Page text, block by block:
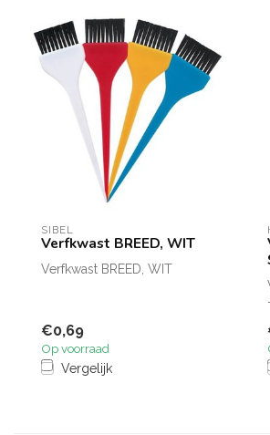
SIBEL
Verfkwast BREED, WIT
Verfkwast BREED, WIT
€0,69
Op voorraad
Vergelijk